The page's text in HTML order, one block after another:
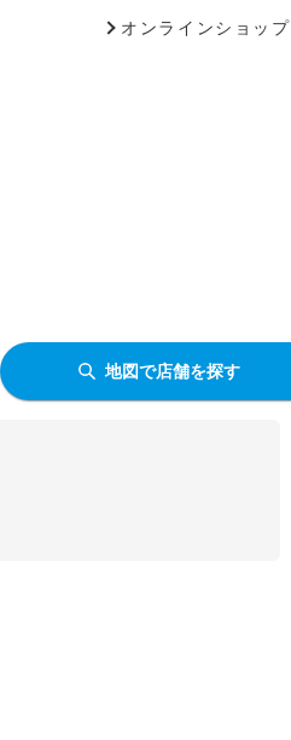
オンラインショップ
地図で店舗を探す